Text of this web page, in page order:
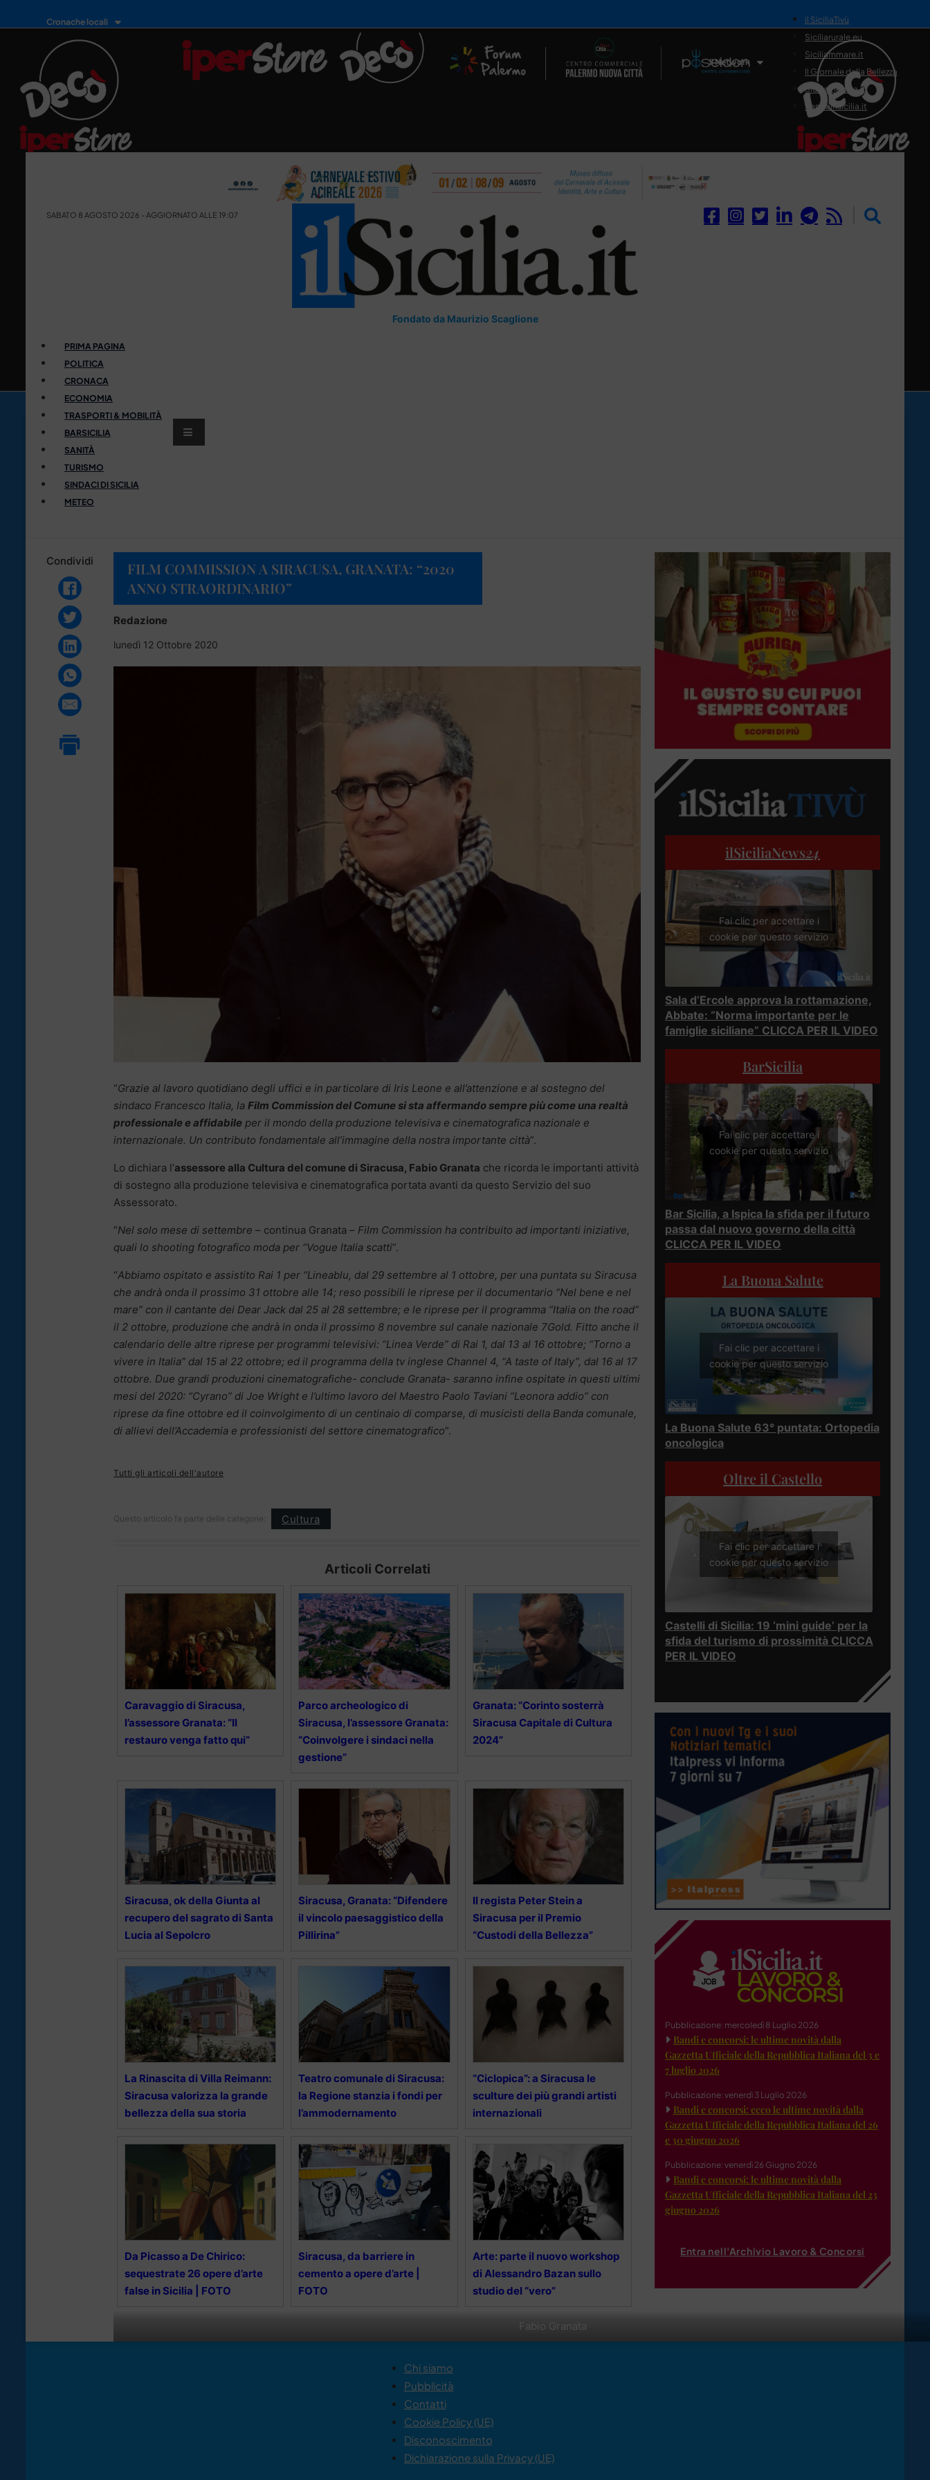
Cronache locali
Il Network
il SiciliaTivù
Siciliarurale.eu
Siciliammare.it
Il Giornale della Bellezza
Siciliamedica.it
Sanitainsicilia.it
SABATO 8 AGOSTO 2026 - AGGIORNATO ALLE 19:07
Fondato da Maurizio Scaglione
PRIMA PAGINA
POLITICA
CRONACA
ECONOMIA
TRASPORTI & MOBILITÀ
BARSICILIA
SANITÀ
TURISMO
SINDACI DI SICILIA
METEO
Condividi
FILM COMMISSION A SIRACUSA, GRANATA: “2020
ANNO STRAORDINARIO”
Redazione
lunedì 12 Ottobre 2020
Fabio Granata
“Grazie al lavoro quotidiano degli uffici e in particolare di Iris Leone e all’attenzione e al sostegno del
sindaco Francesco Italia, la Film Commission del Comune si sta affermando sempre più come una realtà
professionale e affidabile per il mondo della produzione televisiva e cinematografica nazionale e
internazionale. Un contributo fondamentale all’immagine della nostra importante città”.
Lo dichiara l’assessore alla Cultura del comune di Siracusa, Fabio Granata che ricorda le importanti attività
di sostegno alla produzione televisiva e cinematografica portata avanti da questo Servizio del suo
Assessorato.
“Nel solo mese di settembre – continua Granata – Film Commission ha contribuito ad importanti iniziative,
quali lo shooting fotografico moda per “Vogue Italia scatti”.
“Abbiamo ospitato e assistito Rai 1 per “Lineablu, dal 29 settembre al 1 ottobre, per una puntata su Siracusa
che andrà onda il prossimo 31 ottobre alle 14; reso possibili le riprese per il documentario “Nel bene e nel
mare” con il cantante dei Dear Jack dal 25 al 28 settembre; e le riprese per il programma “Italia on the road”
il 2 ottobre, produzione che andrà in onda il prossimo 8 novembre sul canale nazionale 7Gold. Fitto anche il
calendario delle altre riprese per programmi televisivi: “Linea Verde” di Rai 1, dal 13 al 16 ottobre; “Torno a
vivere in Italia” dal 15 al 22 ottobre; ed il programma della tv inglese Channel 4, “A taste of Italy”, dal 16 al 17
ottobre. Due grandi produzioni cinematografiche- conclude Granata- saranno infine ospitate in questi ultimi
mesi del 2020: “Cyrano” di Joe Wright e l’ultimo lavoro del Maestro Paolo Taviani “Leonora addio” con
riprese da fine ottobre ed il coinvolgimento di un centinaio di comparse, di musicisti della Banda comunale,
di allievi dell’Accademia e professionisti del settore cinematografico”.
Tutti gli articoli dell'autore
Questo articolo fa parte delle categorie: Cultura
Articoli Correlati
Caravaggio di Siracusa,
l’assessore Granata: “Il
restauro venga fatto qui”
Parco archeologico di
Siracusa, l’assessore Granata:
“Coinvolgere i sindaci nella
gestione”
Granata: “Corinto sosterrà
Siracusa Capitale di Cultura
2024”
Siracusa, ok della Giunta al
recupero del sagrato di Santa
Lucia al Sepolcro
Siracusa, Granata: “Difendere
il vincolo paesaggistico della
Pillirina”
Il regista Peter Stein a
Siracusa per il Premio
“Custodi della Bellezza”
La Rinascita di Villa Reimann:
Siracusa valorizza la grande
bellezza della sua storia
Teatro comunale di Siracusa:
la Regione stanzia i fondi per
l’ammodernamento
“Ciclopica”: a Siracusa le
sculture dei più grandi artisti
internazionali
Da Picasso a De Chirico:
sequestrate 26 opere d’arte
false in Sicilia | FOTO
Siracusa, da barriere in
cemento a opere d’arte |
FOTO
Arte: parte il nuovo workshop
di Alessandro Bazan sullo
studio del “vero”
ilSiciliaNews24
Fai clic per accettare i
cookie per questo servizio
Sala d’Ercole approva la rottamazione,
Abbate: “Norma importante per le
famiglie siciliane” CLICCA PER IL VIDEO
BarSicilia
Fai clic per accettare i
cookie per questo servizio
Bar Sicilia, a Ispica la sfida per il futuro
passa dal nuovo governo della città
CLICCA PER IL VIDEO
La Buona Salute
Fai clic per accettare i
cookie per questo servizio
La Buona Salute 63° puntata: Ortopedia
oncologica
Oltre il Castello
Fai clic per accettare i
cookie per questo servizio
Castelli di Sicilia: 19 ‘mini guide’ per la
sfida del turismo di prossimità CLICCA
PER IL VIDEO
Pubblicazione: mercoledì 8 Luglio 2026
Bandi e concorsi: le ultime novità dalla
Gazzetta Ufficiale della Repubblica Italiana del 3 e
7 luglio 2026
Pubblicazione: venerdì 3 Luglio 2026
Bandi e concorsi: ecco le ultime novità dalla
Gazzetta Ufficiale della Repubblica Italiana del 26
e 30 giugno 2026
Pubblicazione: venerdì 26 Giugno 2026
Bandi e concorsi: le ultime novità dalla
Gazzetta Ufficiale della Repubblica Italiana del 23
giugno 2026
Entra nell'Archivio Lavoro & Concorsi
Chi siamo
Pubblicità
Contatti
Cookie Policy (UE)
Disconoscimento
Dichiarazione sulla Privacy (UE)